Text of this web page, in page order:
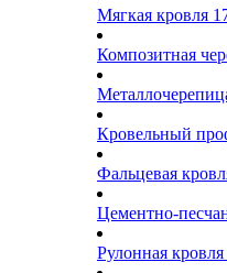
Мягкая кровля
Композитная
Кровельный
Фальцевая
Цементно-
Рулонная кровля